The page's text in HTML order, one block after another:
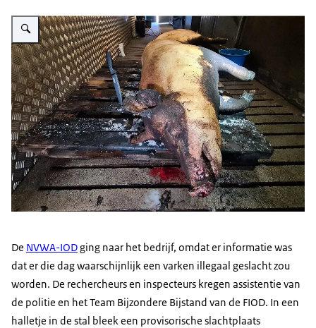
Vergroot afbeelding Geslacht varken
De NVWA-IODging naar het bedrijf, omdat er informatie was
dat er die dag waarschijnlijk een varken illegaal geslacht zou
worden. De rechercheurs en inspecteurs kregen assistentie van
de politie en het Team Bijzondere Bijstand van de FIOD. In een
halletje in de stal bleek een provisorische slachtplaats